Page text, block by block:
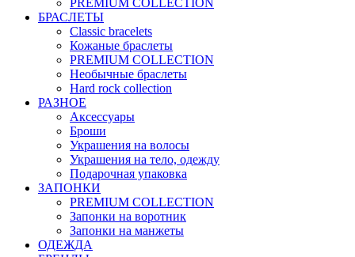
PREMIUM COLLECTION
БРАСЛЕТЫ
Classic bracelets
Кожаные браслеты
PREMIUM COLLECTION
Необычные браслеты
Hard rock collection
РАЗНОЕ
Аксессуары
Броши
Украшения на волосы
Украшения на тело, одежду
Подарочная упаковка
ЗАПОНКИ
PREMIUM COLLECTION
Запонки на воротник
Запонки на манжеты
ОДЕЖДА